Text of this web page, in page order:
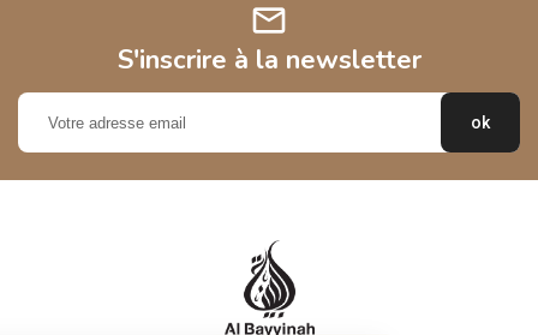
mail
S'inscrire à la newsletter